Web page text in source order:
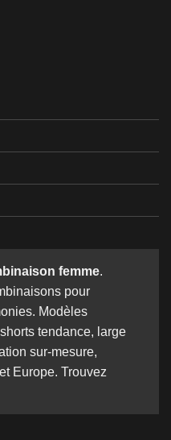
femme.
pour
Modèles
tendance, large
sur-mesure,
Europe. Trouvez